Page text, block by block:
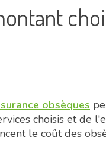
obsèques
choisis et de
le coût des